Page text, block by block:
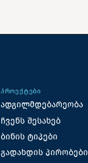
ᲞᲠᲝᲔᲥᲢᲔᲑᲘ
ადგილმდებარეობა
ჩვენს შესახებ
ბინის ტიპები
გადახდის პირობები